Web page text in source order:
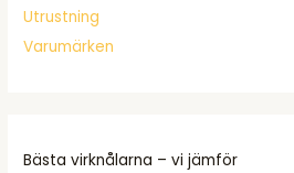
Utrustning
Varumärken
Bästa virknålarna – vi jämför